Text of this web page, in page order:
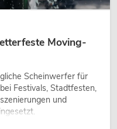
Moving-
Scheinwerfer für
Festivals, Stadtfesten,
und